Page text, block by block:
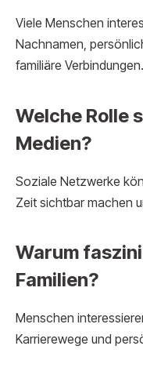
Viele Menschen
Nachnamen,
familiäre Verbindungen.
Welche Rolle
Medien?
Soziale Netzwerke
Zeit sichtbar machen
Warum
Familien?
Menschen
Karrierewege und